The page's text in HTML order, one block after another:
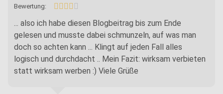
Bewertung:
... also ich habe diesen Blogbeitrag bis zum Ende
gelesen und musste dabei schmunzeln, auf was man
doch so achten kann ... Klingt auf jeden Fall alles
logisch und durchdacht .. Mein Fazit: wirksam verbieten
statt wirksam werben :) Viele Grüße